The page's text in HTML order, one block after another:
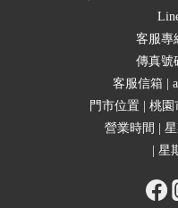
客服專
傳真號
客服信箱 |
門市位置 | 桃
營業時間 |
|